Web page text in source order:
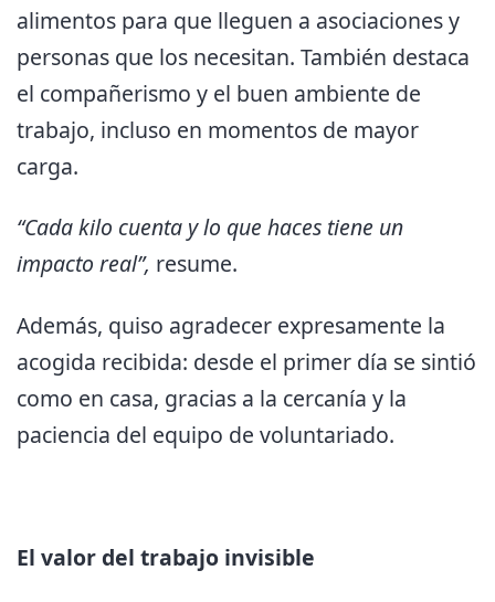
alimentos para que lleguen a asociaciones y
personas que los necesitan. También destaca
el compañerismo y el buen ambiente de
trabajo, incluso en momentos de mayor
carga.
“Cada kilo cuenta y lo que haces tiene un
impacto real”, resume.
Además, quiso agradecer expresamente la
acogida recibida: desde el primer día se sintió
como en casa, gracias a la cercanía y la
paciencia del equipo de voluntariado.
El valor del trabajo invisible